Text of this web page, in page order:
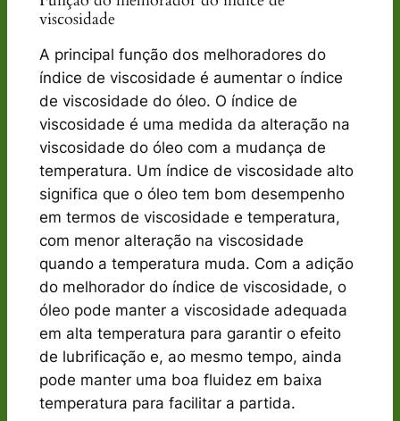
viscosidade
A principal função dos melhoradores do
índice de viscosidade é aumentar o índice
de viscosidade do óleo. O índice de
viscosidade é uma medida da alteração na
viscosidade do óleo com a mudança de
temperatura. Um índice de viscosidade alto
significa que o óleo tem bom desempenho
em termos de viscosidade e temperatura,
com menor alteração na viscosidade
quando a temperatura muda. Com a adição
do melhorador do índice de viscosidade, o
óleo pode manter a viscosidade adequada
em alta temperatura para garantir o efeito
de lubrificação e, ao mesmo tempo, ainda
pode manter uma boa fluidez em baixa
temperatura para facilitar a partida.